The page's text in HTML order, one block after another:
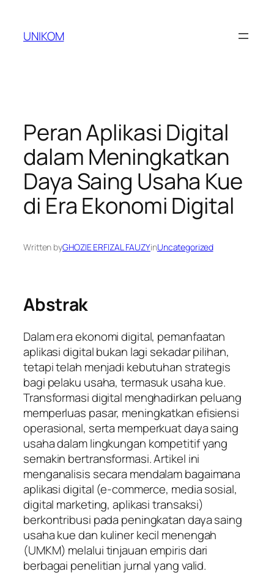
content
UNIKOM
Peran Aplikasi Digital
dalam Meningkatkan
Daya Saing Usaha Kue
di Era Ekonomi Digital
Written byGHOZIE ERFIZAL FAUZYinUncategorized
Abstrak
Dalam era ekonomi digital, pemanfaatan
aplikasi digital bukan lagi sekadar pilihan,
tetapi telah menjadi kebutuhan strategis
bagi pelaku usaha, termasuk usaha kue.
Transformasi digital menghadirkan peluang
memperluas pasar, meningkatkan efisiensi
operasional, serta memperkuat daya saing
usaha dalam lingkungan kompetitif yang
semakin bertransformasi. Artikel ini
menganalisis secara mendalam bagaimana
aplikasi digital (e-commerce, media sosial,
digital marketing, aplikasi transaksi)
berkontribusi pada peningkatan daya saing
usaha kue dan kuliner kecil menengah
(UMKM) melalui tinjauan empiris dari
berbagai penelitian jurnal yang valid.